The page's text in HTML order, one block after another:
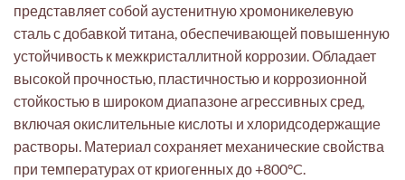
представляет собой аустенитную хромоникелевую
сталь с добавкой титана, обеспечивающей повышенную
устойчивость к межкристаллитной коррозии. Обладает
высокой прочностью, пластичностью и коррозионной
стойкостью в широком диапазоне агрессивных сред,
включая окислительные кислоты и хлоридсодержащие
растворы. Материал сохраняет механические свойства
при температурах от криогенных до +800°C.